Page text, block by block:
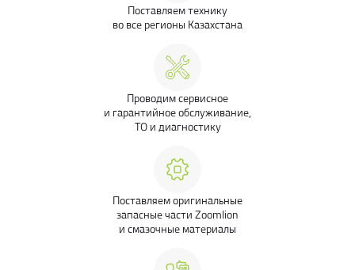
Поставляем технику
во все регионы Казахстана
Проводим сервисное
и гарантийное обслуживание,
ТО и диагностику
Поставляем оригинальные
запасные части Zoomlion
и смазочные материалы